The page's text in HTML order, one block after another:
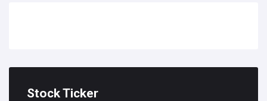
Stock Ticker